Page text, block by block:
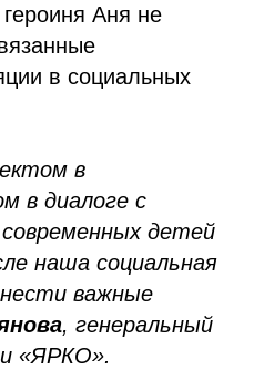
Аня не
в социальных
в
в диалоге с
детей
наша социальная
важные
, генеральный
«ЯРКО».